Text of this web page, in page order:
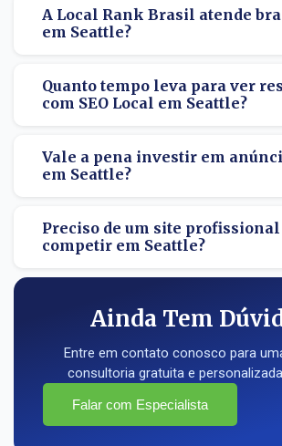
A Local Rank Brasil atende
em Seattle?
Quanto tempo leva para ver
com SEO Local em Seattle?
Vale a pena investir em
em Seattle?
Preciso de um site
competir em Seattle?
Ainda Tem
Entre em contato conosco para
consultoria gratuita e personalizada
Falar com Especialista